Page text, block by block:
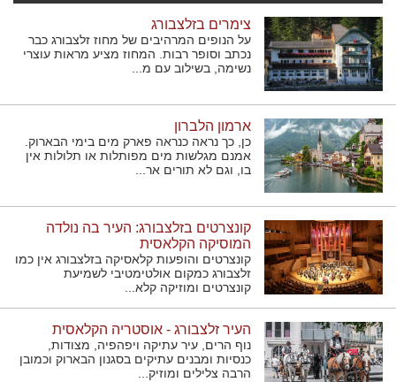
צימרים בזלצבורג
על הנופים המרהיבים של מחוז זלצבורג כבר
נכתב וסופר רבות. המחוז מציע מראות עוצרי
נשימה, בשילוב עם מ...
ארמון הלברון
כן, כך נראה כנראה פארק מים בימי הבארוק.
אמנם מגלשות מים מפותלות או תלולות אין
בו, וגם לא תורים אר...
קונצרטים בזלצבורג: העיר בה נולדה
המוסיקה הקלאסית
קונצרטים והופעות קלאסיקה בזלצבורג אין כמו
זלצבורג כמקום אולטימטיבי לשמיעת
קונצרטים ומוזיקה קלא...
העיר זלצבורג - אוסטריה הקלאסית
נוף הרים, עיר עתיקה ויפהפיה, מצודות,
כנסיות ומבנים עתיקים בסגנון הבארוק וכמובן
הרבה צלילים ומוזיק...